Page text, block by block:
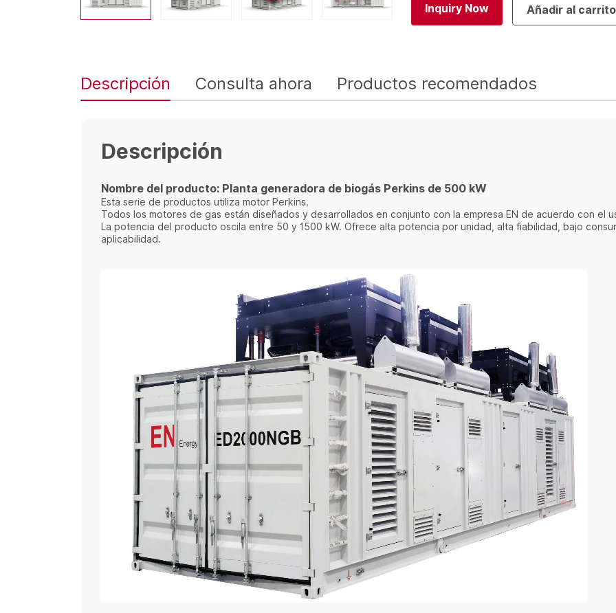
Inquiry Now Añadir al
Descripción Consulta ahora Productos recomendados
Descripción
Nombre del producto: Planta generadora de biogás Perkins de 500 kW
Esta serie de productos utiliza motor Perkins.
Todos los motores de gas están diseñados y desarrollados en conjunto con la empresa EN de acuerdo con el
La potencia del producto oscila entre 50 y 1500 kW. Ofrece alta potencia por unidad, alta fiabilidad, bajo
aplicabilidad.